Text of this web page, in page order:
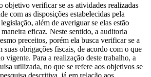
objetivo verificar se as atividades realizadas
com as disposições estabelecidas pela
além de averiguar se elas estão
eficaz. Neste sentido, a auditoria
preceitos, porém ela busca verificar se a
suas obrigações fiscais, de acordo com o que
vigente. Para a realização deste trabalho, a
utilizada, no que se refere aos objetivos se
descritiva, já em relação aos